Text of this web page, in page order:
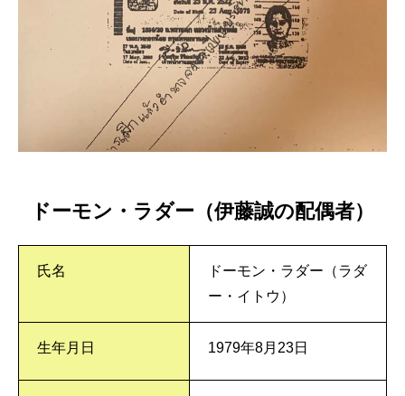
ドーモン・ラダー（伊藤誠の配偶者）
氏名
ドーモン・ラダー（ラダ
ー・イトウ）
生年月日 1979年8月23日